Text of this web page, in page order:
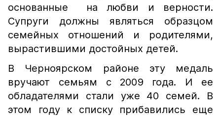
основанные на любви и верности.
Супруги должны являться образцом
семейных отношений и родителями,
вырастившими достойных детей.
В Черноярском районе эту медаль
вручают семьям с 2009 года. И ее
обладателями стали уже 40 семей. В
этом году к списку прибавились еще